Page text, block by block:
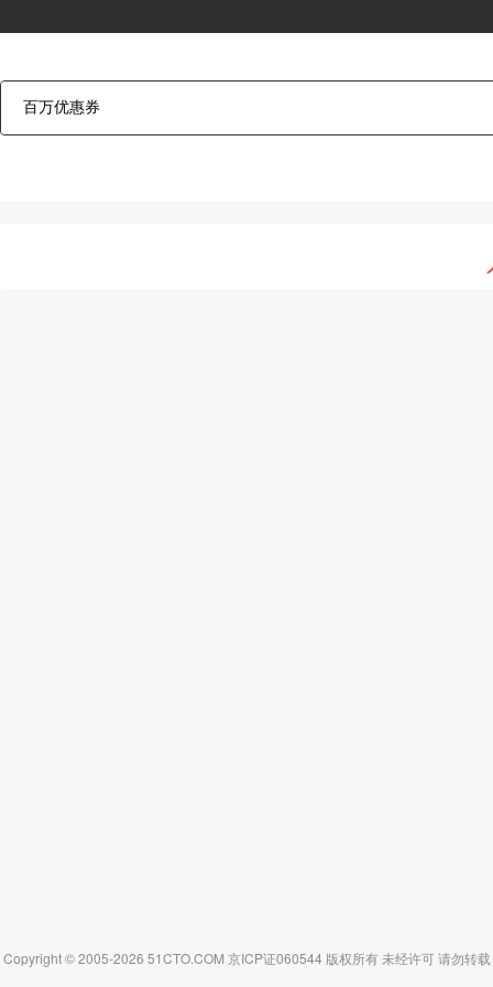
Copyright © 2005-2026 51CTO.COM 京ICP证060544 版权所有 未经许可 请勿转载